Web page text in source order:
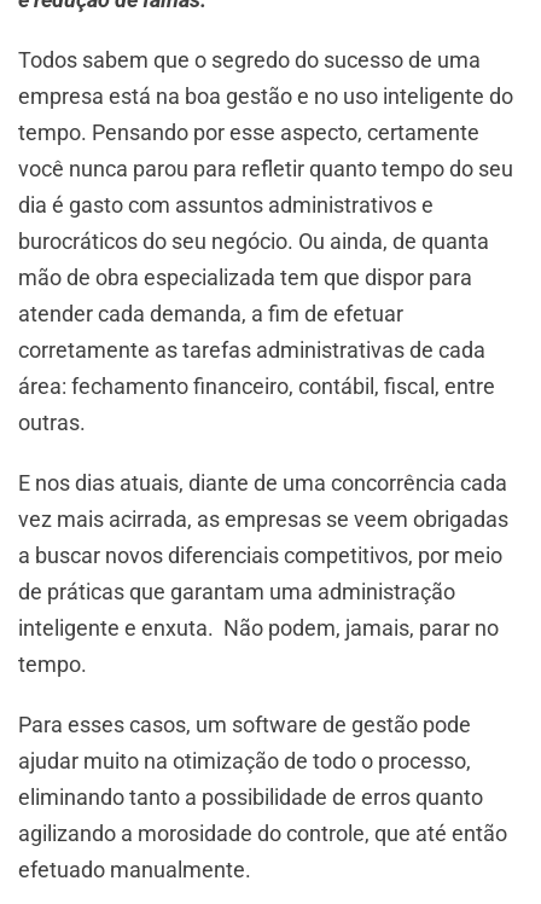
Todos sabem que o segredo do sucesso de uma
empresa está na boa gestão e no uso inteligente do
tempo. Pensando por esse aspecto, certamente
você nunca parou para refletir quanto tempo do seu
dia é gasto com assuntos administrativos e
burocráticos do seu negócio. Ou ainda, de quanta
mão de obra especializada tem que dispor para
atender cada demanda, a fim de efetuar
corretamente as tarefas administrativas de cada
área: fechamento financeiro, contábil, fiscal, entre
outras.
E nos dias atuais, diante de uma concorrência cada
vez mais acirrada, as empresas se veem obrigadas
a buscar novos diferenciais competitivos, por meio
de práticas que garantam uma administração
inteligente e enxuta. Não podem, jamais, parar no
tempo.
Para esses casos, um software de gestão pode
ajudar muito na otimização de todo o processo,
eliminando tanto a possibilidade de erros quanto
agilizando a morosidade do controle, que até então
efetuado manualmente.